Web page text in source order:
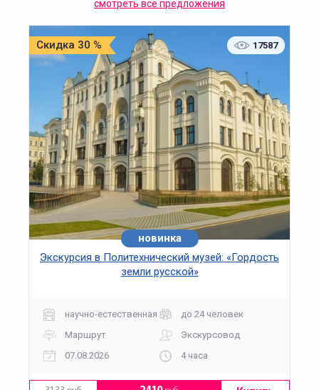
смотреть все предложения
Скидка 30 % 17587
новинка
Экскурсия в Политехнический музей: «Гордость
земли русской»
научно-естественная
до 24 человек
Маршрут
Экскурсовод
07.08.2026
4 часа